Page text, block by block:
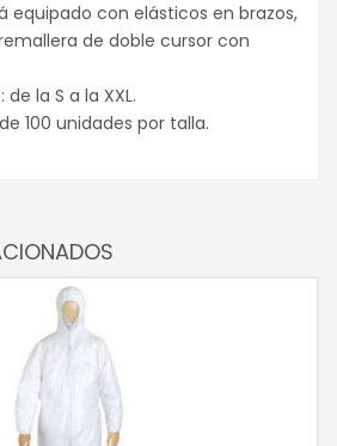
equipado con elásticos en brazos,
de doble cursor con
la S a la XXL.
100 unidades por talla.